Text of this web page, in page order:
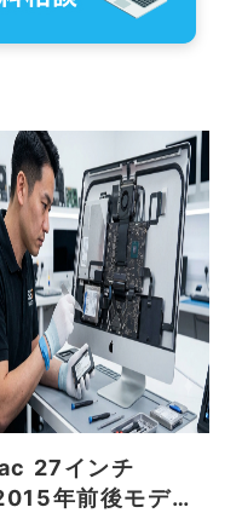
27インチ
年前後モデ